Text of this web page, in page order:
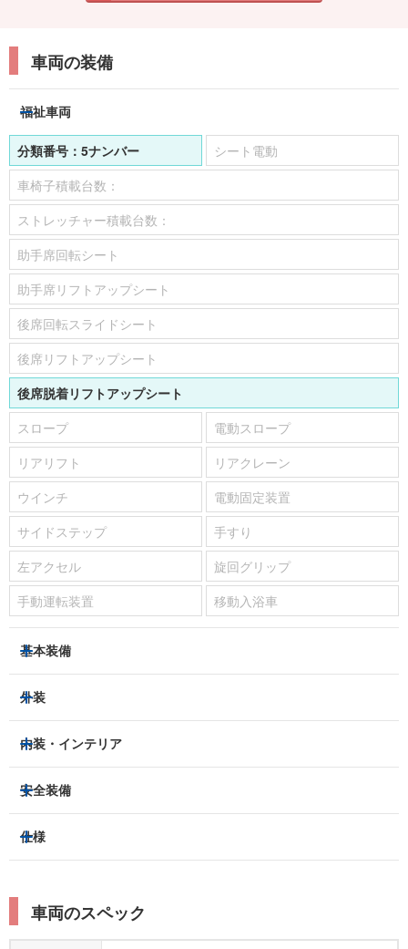
車両の装備
福祉車両
分類番号： 5ナンバー
シート電動
車椅子積載台数：
ストレッチャー積載台数：
助手席回転シート
助手席リフトアップシート
後席回転スライドシート
後席リフトアップシート
後席脱着リフトアップシート
スロープ
電動スロープ
リアリフト
リアクレーン
ウインチ
電動固定装置
サイドステップ
手すり
左アクセル
旋回グリップ
手動運転装置
移動入浴車
基本装備
パワーステアリング
エアコン：あり
キーレス
盗難防止装置
パーキングアシスト
クルーズコントロール
ターボチャージャー
ドライブレコーダー：
外装
ハロゲンヘッドライト
アルミホイール：-
サンルーフ/ガラスルーフ
ルーフレール
エアロパーツ
ローダウン
内装・インテリア
3列シート
ベンチシート
パワーシート
シートヒーター
安全装備
トラクションコントロール
レーンキープアシスト
横滑り防止装置
衝突被害軽減プレーキ
仕様
車両のスペック